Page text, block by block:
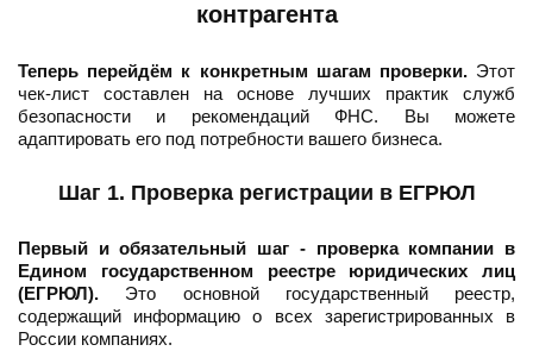
контрагента
Теперь перейдём к конкретным шагам проверки.Этот
чек-лист составлен на основе лучших практик служб
безопасности и рекомендаций ФНС. Вы можете
адаптировать его под потребности вашего бизнеса.
Шаг 1. Проверка регистрации в ЕГРЮЛ
Первый и обязательный шаг - проверка компании в
Едином государственном реестре юридических лиц
(ЕГРЮЛ). Это основной государственный реестр,
содержащий информацию о всех зарегистрированных в
России компаниях.